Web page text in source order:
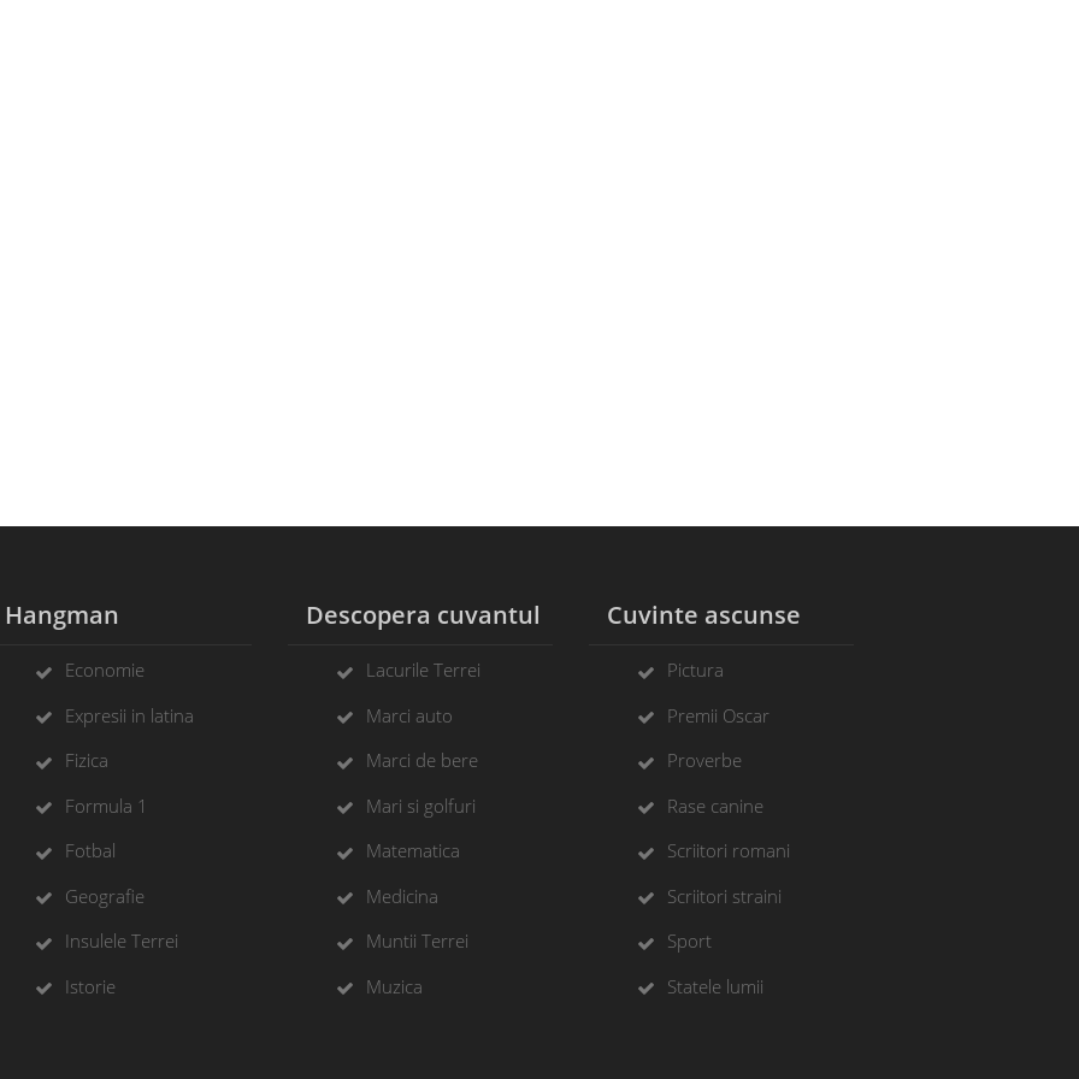
Hangman
Economie
Expresii in latina
Fizica
Formula 1
Fotbal
Geografie
Insulele Terrei
Istorie
Descopera cuvantul
Lacurile Terrei
Marci auto
Marci de bere
Mari si golfuri
Matematica
Medicina
Muntii Terrei
Muzica
Cuvinte ascunse
Pictura
Premii Oscar
Proverbe
Rase canine
Scriitori romani
Scriitori straini
Sport
Statele lumii